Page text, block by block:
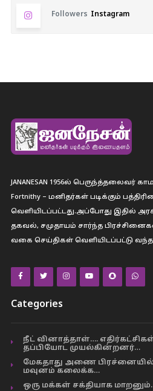
Followers Instagram
JANANESAN 1956ல் பெருந்த்தலைவர்
Fortnithy – மனிதர்கள் படிக்கும்
வெளியிடப்பட்டது.அப்போது இதில்
தகவல், சமுதாயம் சார்ந்த
வகை செய்திகள் வெளியிடப்பட்டு
Categories
நீட் வினாத்தாள்….
தப்பியோட முயல்கின்றனர்…
மேகதாது அணை
மவுனம் கலைக்க…
ஒரு மக்கள் சக்தியாக